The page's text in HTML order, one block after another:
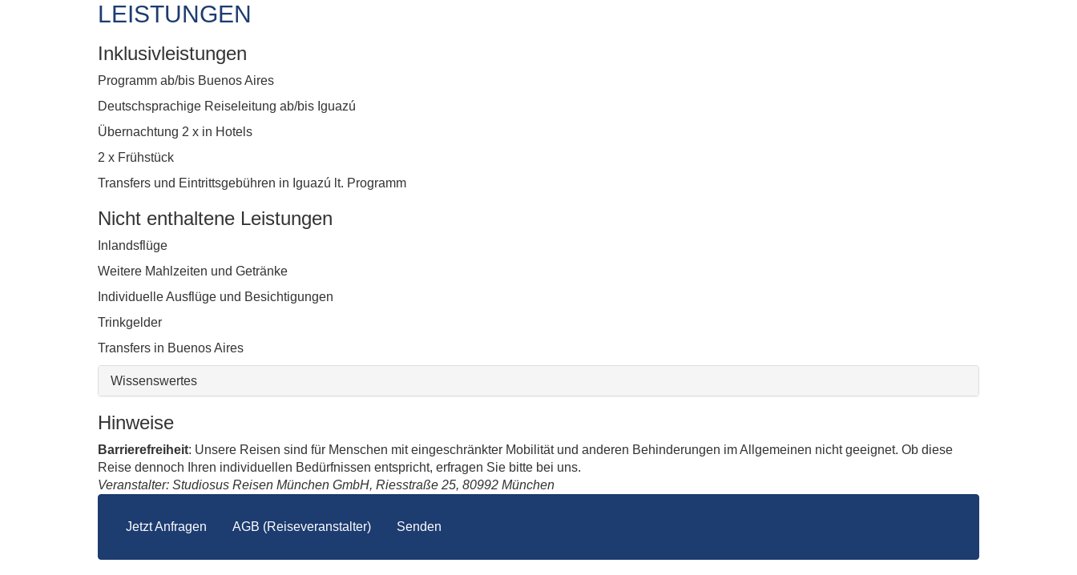
LEISTUNGEN
Inklusivleistungen
Programm ab/bis Buenos Aires
Deutschsprachige Reiseleitung ab/bis Iguazú
Übernachtung 2 x in Hotels
2 x Frühstück
Transfers und Eintrittsgebühren in Iguazú lt. Programm
Nicht enthaltene Leistungen
Inlandsflüge
Weitere Mahlzeiten und Getränke
Individuelle Ausflüge und Besichtigungen
Trinkgelder
Transfers in Buenos Aires
Wissenswertes
Hinweise
Barrierefreiheit: Unsere Reisen sind für Menschen mit eingeschränkter Mobilität und anderen Behinderungen im Allgemeinen nicht geeignet. Ob diese
Reise dennoch Ihren individuellen Bedürfnissen entspricht, erfragen Sie bitte bei uns.
Veranstalter: Studiosus Reisen München GmbH, Riesstraße 25, 80992 München
Jetzt Anfragen AGB (Reiseveranstalter) Senden